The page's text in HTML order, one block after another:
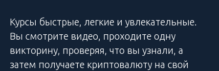
Курсы быстрые, легкие и увлекательные.
Вы смотрите видео, проходите одну
викторину, проверяя, что вы узнали, а
затем получаете криптовалюту на свой